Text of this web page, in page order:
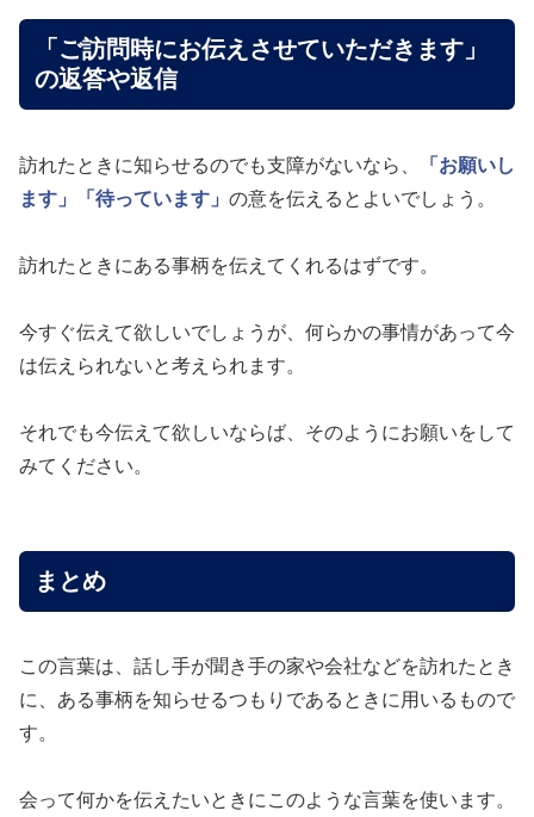
「ご訪問時にお伝えさせていただきます」
の返答や返信
訪れたときに知らせるのでも支障がないなら、
「お願いし
ます」
「待っています」 の意を伝えるとよいでしょう。
訪れたときにある事柄を伝えてくれるはずです。
今すぐ伝えて欲しいでしょうが、何らかの事情があって今
は伝えられないと考えられます。
それでも今伝えて欲しいならば、そのようにお願いをして
みてください。
まとめ
この言葉は、話し手が聞き手の家や会社などを訪れたとき
に、ある事柄を知らせるつもりであるときに用いるもので
す。
会って何かを伝えたいときにこのような言葉を使います。